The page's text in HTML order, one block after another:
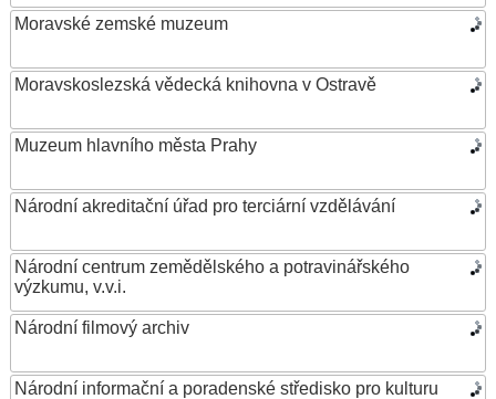
Moravské zemské muzeum
Moravskoslezská vědecká knihovna v Ostravě
Muzeum hlavního města Prahy
Národní akreditační úřad pro terciární vzdělávání
Národní centrum zemědělského a potravinářského
výzkumu, v.v.i.
Národní filmový archiv
Národní informační a poradenské středisko pro kulturu